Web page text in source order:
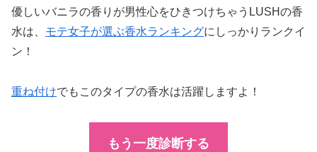
優しいバニラの香りが男性心をひきつけちゃうLUSHの香
水は、 モテ女子が選ぶ香水ランキングにしっかりランクイ
ン！
重ね付けでもこのタイプの香水は活躍しますよ！
もう一度診断する